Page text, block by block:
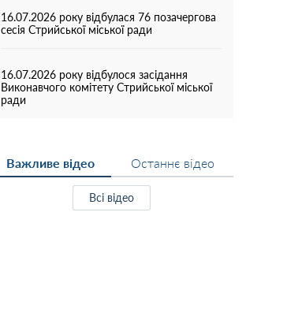
16.07.2026 року відбулася 76 позачергова
сесія Стрийської міської ради
16.07.2026 року відбулося засідання
Виконавчого комітету Стрийської міської
ради
Важливе відео Останнє відео
Всі відео